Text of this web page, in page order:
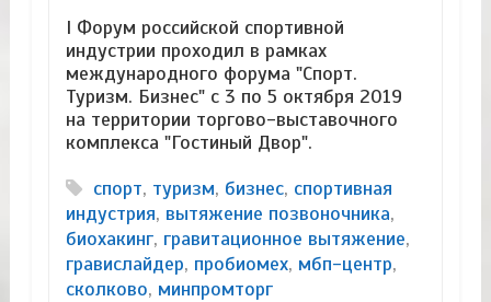
I Форум российской спортивной
индустрии проходил в рамках
международного форума "Спорт.
Туризм. Бизнес" с 3 по 5 октября 2019
на территории торгово-выставочного
комплекса "Гостиный Двор".
спорт, туризм, бизнес, спортивная
индустрия, вытяжение позвоночника,
биохакинг, гравитационное вытяжение,
гравислайдер, пробиомех, мбп-центр,
сколково, минпромторг